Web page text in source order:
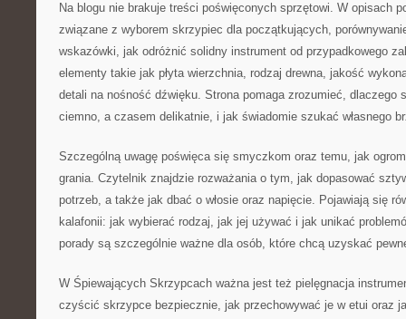
Na blogu nie brakuje treści poświęconych sprzętowi. W opisach
związane z wyborem skrzypiec dla początkujących,
wskazówki, jak odróżnić solidny instrument od przypadkowego
elementy takie jak płyta wierzchnia, rodzaj drewna, jakość
detali na nośność dźwięku. Strona pomaga zrozumieć, dlaczego
ciemno, a czasem delikatnie, i jak świadomie szukać własnego
Szczególną uwagę poświęca się smyczkom oraz temu, jak
grania. Czytelnik znajdzie rozważania o tym, jak dopasować
potrzeb, a także jak dbać o włosie oraz napięcie. Pojawiają się
kalafonii: jak wybierać rodzaj, jak jej używać i jak unikać
porady są szczególnie ważne dla osób, które chcą uzyskać
W Śpiewających Skrzypcach ważna jest też pielęgnacja
czyścić skrzypce bezpiecznie, jak przechowywać je w etui oraz